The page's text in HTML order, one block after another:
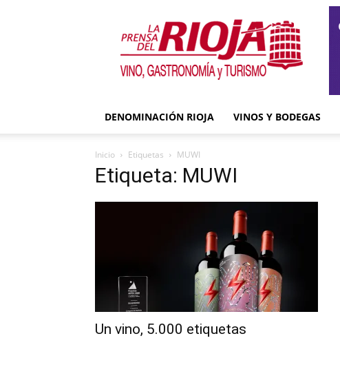
La
Prensa
del
Rioja
DENOMINACIÓN RIOJA VINOS Y BODEGAS
Inicio Etiquetas MUWI
Etiqueta: MUWI
Un vino, 5.000 etiquetas